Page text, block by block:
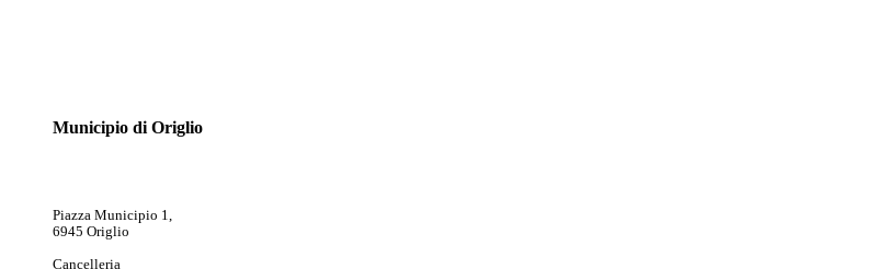
Municipio di Origlio
Piazza Municipio 1,
6945 Origlio
Cancelleria